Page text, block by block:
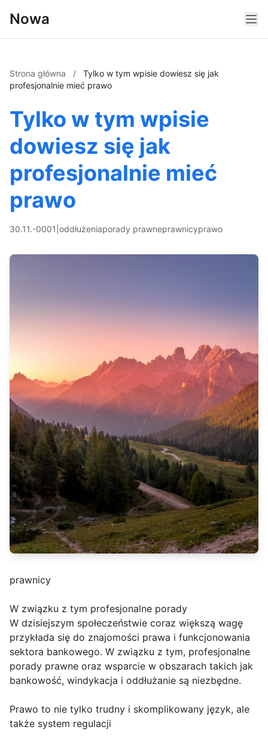
Nowa
Strona główna /
Tylko w tym wpisie dowiesz się jak
profesjonalnie mieć prawo
Tylko w tym wpisie
dowiesz się jak
profesjonalnie mieć
prawo
30.11.-0001 oddłużeniaporady prawneprawnicyprawo
prawnicy
W związku z tym profesjonalne porady
W dzisiejszym społeczeństwie coraz większą wagę
przykłada się do znajomości prawa i funkcjonowania
sektora bankowego. W związku z tym, profesjonalne
porady prawne oraz wsparcie w obszarach takich jak
bankowość, windykacja i oddłużanie są niezbędne.
Prawo to nie tylko trudny i skomplikowany język, ale
także system regulacji